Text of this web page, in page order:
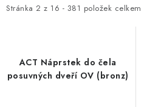
CYLINDRICKÉ VLOŽKY
i
o
Stránka 2 z 16 - 381 položek celkem
e
r
ACT Náprstek do čela
posuvných dveří OV (bronz)